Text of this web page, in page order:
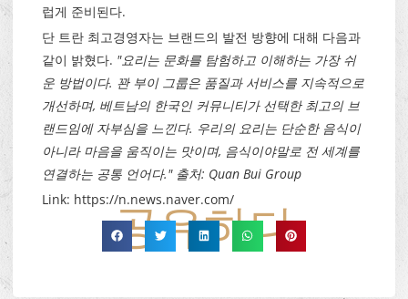
럽게 준비된다.
단 트란 최고경영자는 브랜드의 발전 방향에 대해 다음과
같이 밝혔다. "요리는 문화를 탐험하고 이해하는 가장 쉬
운 방법이다. 꽌 부이 그룹은 품질과 서비스를 지속적으로
개선하며, 베트남의 한국인 커뮤니티가 선택한 최고의 브
랜드임에 자부심을 느낀다. 우리의 요리는 단순한 음식이
아니라 마음을 움직이는 맛이며, 음식이야말로 전 세계를
연결하는 공통 언어다." 출처: Quan Bui Group
Link: https://n.news.naver.com/
공유하다